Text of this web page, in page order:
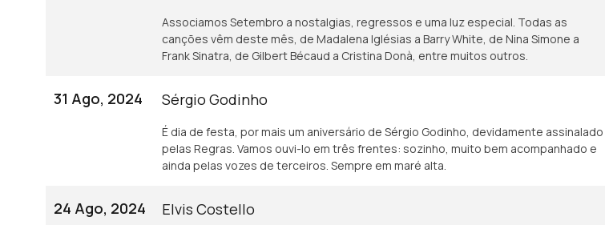
Associamos Setembro a nostalgias, regressos e uma luz especial. Todas as
canções vêm deste mês, de Madalena Iglésias a Barry White, de Nina Simone a
Frank Sinatra, de Gilbert Bécaud a Cristina Donà, entre muitos outros.
31 Ago, 2024 Sérgio Godinho
É dia de festa, por mais um aniversário de Sérgio Godinho, devidamente assinalado
pelas Regras. Vamos ouvi-lo em três frentes: sozinho, muito bem acompanhado e
ainda pelas vozes de terceiros. Sempre em maré alta.
24 Ago, 2024 Elvis Costello